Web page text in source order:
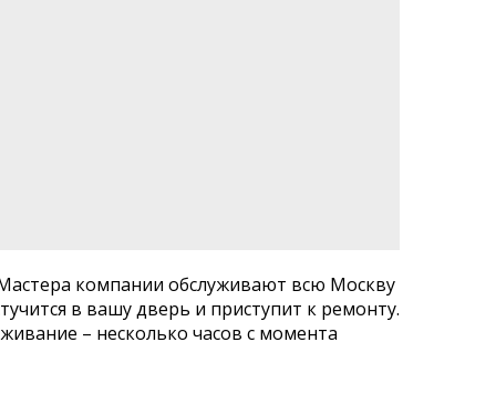
компании обслуживают всю Москву
в вашу дверь и приступит к ремонту.
– несколько часов с момента